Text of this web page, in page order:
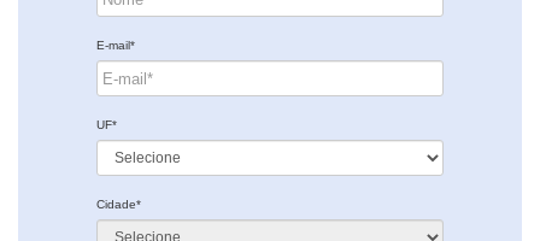
E-mail*
UF*
Cidade*